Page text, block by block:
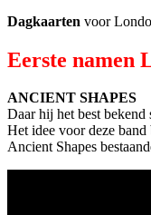
Dagkaarten voor
Eerste namen
ANCIENT SHAPES
Daar hij het best
Het idee voor deze
Ancient Shapes